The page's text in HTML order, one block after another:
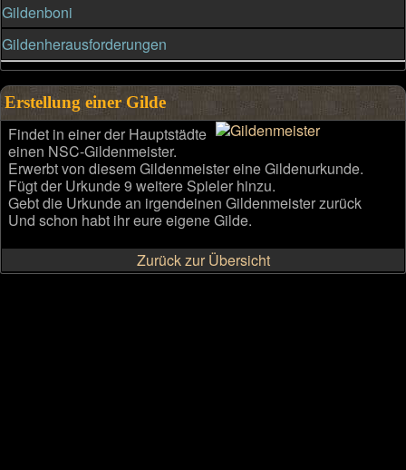
Gildenboni
Gildenherausforderungen
Erstellung einer Gilde
Findet in einer der Hauptstädte
einen NSC-Gildenmeister.
Erwerbt von diesem Gildenmeister eine Gildenurkunde.
Fügt der Urkunde 9 weitere Spieler hinzu.
Gebt die Urkunde an irgendeinen Gildenmeister zurück
Und schon habt ihr eure eigene Gilde.
Zurück zur Übersicht